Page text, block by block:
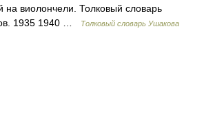
на виолончели. Толковый словарь
1935 1940 …
Толковый словарь Ушакова